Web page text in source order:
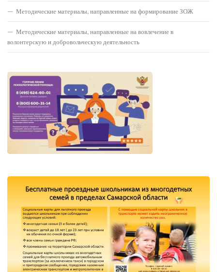
Методические материалы, направленные на формирование ЗОЖ
Методические материалы, направленные на вовлечение в
волонтерскую и добровольческую деятельность